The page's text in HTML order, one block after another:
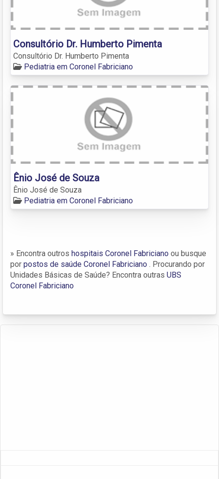
Consultório Dr. Humberto Pimenta
Consultório Dr. Humberto Pimenta
Pediatria em Coronel Fabriciano
Ênio José de Souza
Ênio José de Souza
Pediatria em Coronel Fabriciano
» Encontra outros hospitais Coronel Fabriciano ou busque
por postos de saúde Coronel Fabriciano . Procurando por
Unidades Básicas de Saúde? Encontra outras UBS
Coronel Fabriciano